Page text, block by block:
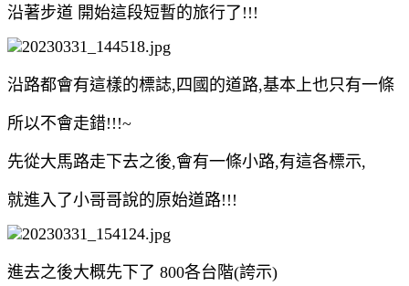
沿著步道 開始這段短暫的旅行了!!!
沿路都會有這樣的標誌,四國的道路,基本上也只有一條
所以不會走錯!!!~
先從大馬路走下去之後,會有一條小路,有這各標示,
就進入了小哥哥說的原始道路!!!
進去之後大概先下了 800各台階(誇示)